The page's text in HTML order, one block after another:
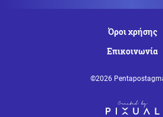
Κόσμος 09.08.2026 - 11:25
ξηρασία φέρνει στο φως τα
Φειδίας Παναγιώτου:
Όροι χρήσης
Επικοινωνία
©2026